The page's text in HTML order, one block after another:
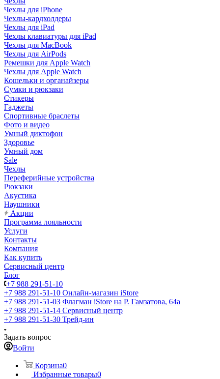
Чехлы для iPhone
Чехлы-кардхолдеры
Чехлы для iPad
Чехлы клавиатуры для iPad
Чехлы для MacBook
Чехлы для AirPods
Ремешки для Apple Watch
Чехлы для Apple Watch
Кошельки и органайзеры
Сумки и рюкзаки
Стикеры
Гаджеты
Спортивные браслеты
Фото и видео
Умный диктофон
Здоровье
Умный дом
Sale
Чехлы
Переферийные устройства
Рюкзаки
Акустика
Наушники
Акции
Программа лояльности
Услуги
Контакты
Компания
Как купить
Сервисный центр
Блог
+7 988 291-51-10
+7 988 291-51-10 Онлайн-магазин iStore
+7 988 291-51-03 Флагман iStore на Р. Гамзатова, 64а
+7 988 291-51-14 Сервисный центр
+7 988 291-51-30 Трейд-ин
Задать вопрос
Войти
Корзина0
Избранные товары0